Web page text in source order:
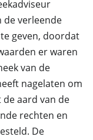
verleende
geven, doordat
er waren
van de
nagelaten om
aard van de
rechten en
De